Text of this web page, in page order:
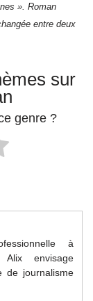
». Roman
entre deux
sur
genre ?
à
Alix envisage
de journalisme